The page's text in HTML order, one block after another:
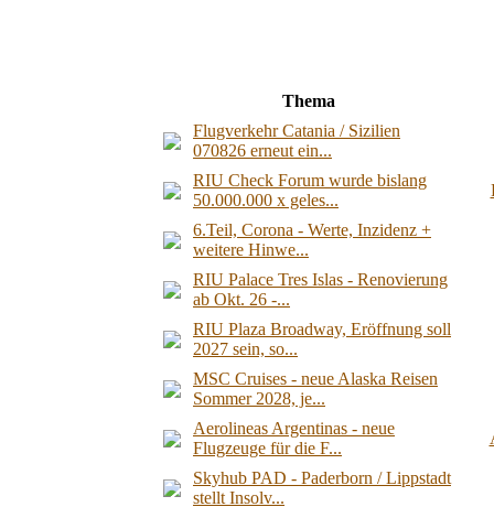
Thema
Flugverkehr Catania / Sizilien
070826 erneut ein...
RIU Check Forum wurde bislang
50.000.000 x geles...
6.Teil, Corona - Werte, Inzidenz +
weitere Hinwe...
RIU Palace Tres Islas - Renovierung
ab Okt. 26 -...
RIU Plaza Broadway, Eröffnung soll
2027 sein, so...
MSC Cruises - neue Alaska Reisen
Sommer 2028, je...
Aerolineas Argentinas - neue
Flugzeuge für die F...
Skyhub PAD - Paderborn / Lippstadt
stellt Insolv...